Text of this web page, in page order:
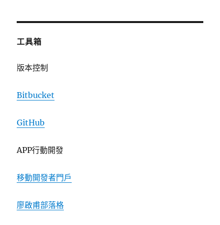
工具箱
版本控制
Bitbucket
GitHub
APP行動開發
移動開發者門戶
廖啟甫部落格